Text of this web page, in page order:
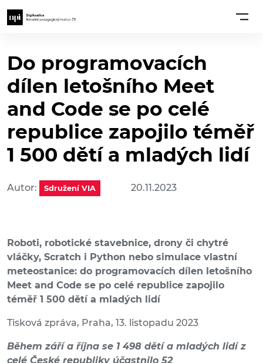
Do programovacích
dílen letošního Meet
and Code se po celé
republice zapojilo téměř
1 500 dětí a mladých lidí
Autor: Sdružení VIA 20.11.2023
Roboti, robotické stavebnice, drony či chytré
vláčky, Scratch i Python nebo simulace vlastní
meteostanice: do programovacích dílen letošního
Meet and Code se po celé republice zapojilo
téměř 1 500 dětí a mladých lidí
Tisková zpráva, Praha, 13. listopadu 2023
Během září a října se 1 498 dětí a mladých lidí z
celé České republiky účastnilo 52